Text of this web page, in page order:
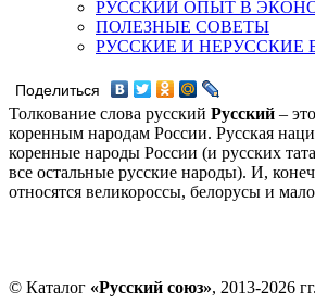
РУССКИЙ ОПЫТ В
ПОЛЕЗНЫЕ СОВЕТЫ
РУССКИЕ И НЕРУССКИЕ
Поделиться
Толкование слова русский Русский –
коренным народам России. Русская
коренные народы России (и русских
все остальные русские народы). И,
относятся великороссы, белорусы и
© Каталог «Русский союз», 2013-2026 гг.